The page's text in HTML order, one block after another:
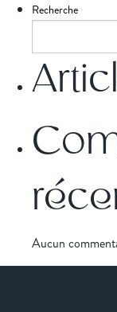
Recherche
Aucun